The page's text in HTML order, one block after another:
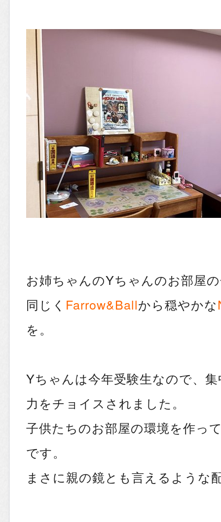
お姉ちゃんのYちゃんのお部屋
同じく Farrow&Ballから穏やかな
を。
Yちゃんは今年受験生なので、
力をチョイスされました。
子供たちのお部屋の環境を作っ
です。
まさに親の鏡とも言えるような